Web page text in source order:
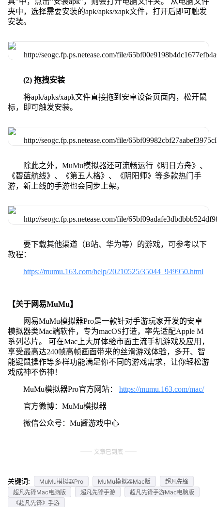
夹中，选择需要安装的apk/apks/xapk文件，打开后即可触发
安装。
(2) 拖拽安装
将apk/apks/xapk文件直接拖到安卓设备页面内，松开鼠
标，即可触发安装。
除此之外，MuMu模拟器还可流畅运行《明日方舟》、
《碧蓝航线》、《第五人格》、《阴阳师》等多款热门手
游，新上线的手游也会同步上架。
要下载其他渠道（B站、华为等）的游戏，可参考以下
教程：
https://mumu.163.com/help/20210525/35044_949950.html
【关于网易MuMu】
网易MuMu模拟器Pro是一款针对手游玩家开发的安卓
模拟器类Mac端软件，专为macOS打造，率先适配Apple M
系列芯片。 可在Mac上大屏体验市面主流手机游戏及应用，
享受最高达240帧高帧画面带来的丝滑游戏体验，多开、智
能键鼠操作等多样功能满足你不同的游戏需求，让你轻松游
戏成神不伤神！
MuMu模拟器Pro官方网站： https://mumu.163.com/mac/
官方微博：MuMu模拟器
微信公众号：Mu酱游戏中心
文章已到底
关键词: MuMu模拟器Pro MuMu模拟器Mac版
超凡先锋
超凡先锋Mac电脑版
超凡先锋手游
超凡先锋手游Mac电脑版
《超凡先锋》手游